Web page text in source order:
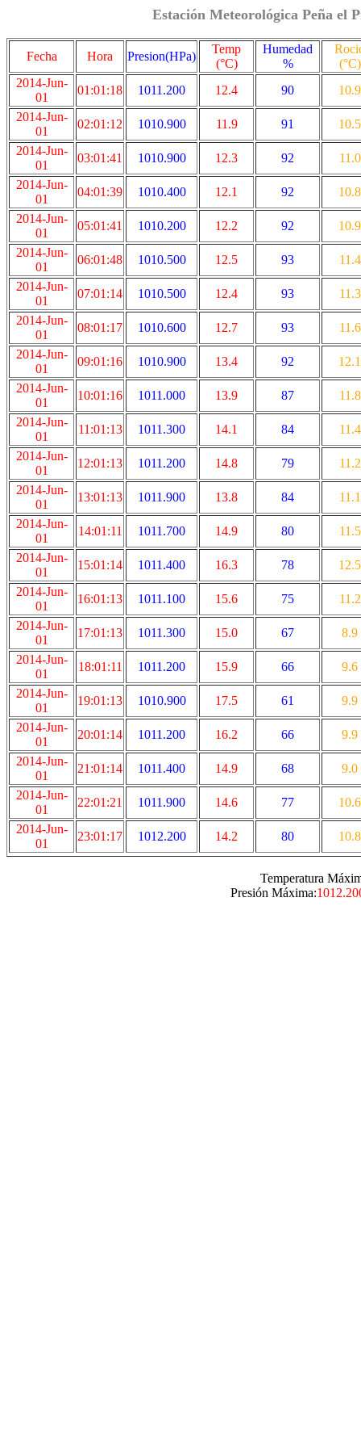
Estación Meteorológica Peña el
Fecha Hora Presion(HPa)
Temp
(°C)
Humedad
%
(°C)
2014-Jun-
01
01:01:18 1011.200 12.4 90
10.9
2014-Jun-
01
02:01:12 1010.900 11.9 91
10.5
2014-Jun-
01
03:01:41 1010.900 12.3 92
11.0
2014-Jun-
01
04:01:39 1010.400 12.1 92
10.8
2014-Jun-
01
05:01:41 1010.200 12.2 92
10.9
2014-Jun-
01
06:01:48 1010.500 12.5 93
11.4
2014-Jun-
01
07:01:14 1010.500 12.4 93
11.3
2014-Jun-
01
08:01:17 1010.600 12.7 93
11.6
2014-Jun-
01
09:01:16 1010.900 13.4 92
12.1
2014-Jun-
01
10:01:16 1011.000 13.9 87
11.8
2014-Jun-
01
11:01:13 1011.300 14.1 84
11.4
2014-Jun-
01
12:01:13 1011.200 14.8 79
11.2
2014-Jun-
01
13:01:13 1011.900 13.8 84
11.1
2014-Jun-
01
14:01:11 1011.700 14.9 80
11.5
2014-Jun-
01
15:01:14 1011.400 16.3 78
12.5
2014-Jun-
01
16:01:13 1011.100 15.6 75
11.2
2014-Jun-
01
17:01:13 1011.300 15.0 67
8.9
2014-Jun-
01
18:01:11 1011.200 15.9 66
9.6
2014-Jun-
01
19:01:13 1010.900 17.5 61
9.9
2014-Jun-
01
20:01:14 1011.200 16.2 66
9.9
2014-Jun-
01
21:01:14 1011.400 14.9 68
9.0
2014-Jun-
01
22:01:21 1011.900 14.6 77
10.6
2014-Jun-
01
23:01:17 1012.200 14.2 80 10.8
Temperatura
Presión Máxima: